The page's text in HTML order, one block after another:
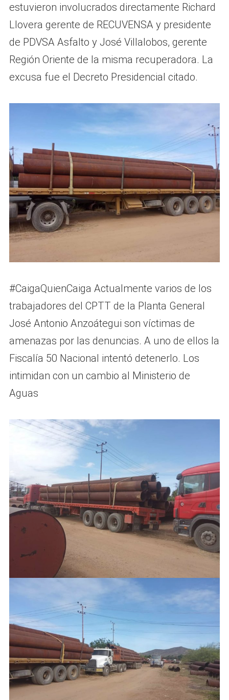
estuvieron involucrados directamente Richard
Llovera gerente de RECUVENSA y presidente
de PDVSA Asfalto y José Villalobos, gerente
Región Oriente de la misma recuperadora. La
excusa fue el Decreto Presidencial citado.
#CaigaQuienCaiga Actualmente varios de los
trabajadores del CPTT de la Planta General
José Antonio Anzoátegui son víctimas de
amenazas por las denuncias. A uno de ellos la
Fiscalía 50 Nacional intentó detenerlo. Los
intimidan con un cambio al Ministerio de
Aguas